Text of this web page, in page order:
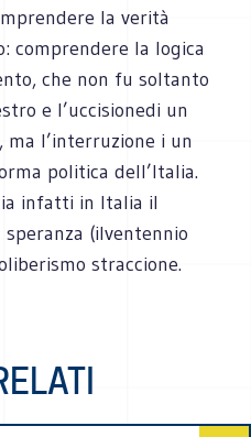
la verità
comprendere la logica
che non fu soltanto
e l’uccisionedi un
l’interruzione i un
politica dell’Italia.
infatti in Italia il
(ilventennio
straccione.